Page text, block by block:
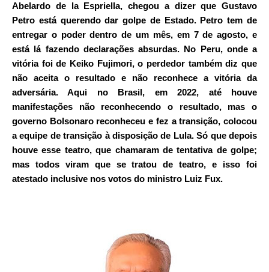
Abelardo de la Espriella, chegou a dizer que Gustavo
Petro está querendodar golpe de Estado. Petro tem de
entregar o poder dentro de um mês, em 7 de agosto, e
está lá fazendo declarações absurdas. No
Peru, onde a
vitória foi de Keiko Fujimori, o perdedor também diz que
não aceita o resultado e não reconhece a vitória da
adversária. Aqui no Brasil, em 2022, até houve
manifestações não reconhecendo o resultado, mas o
governo Bolsonaro reconheceu e fez a transição, colocou
a equipe de transição à disposição de Lula. Só que depois
houve esse teatro, que chamaram de tentativa de golpe;
mas todos viram que se tratou de teatro, e isso foi
atestado inclusive nos votos do ministro Luiz Fux.